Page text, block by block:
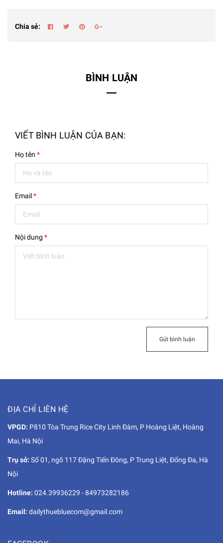
Chia sẻ:
BÌNH LUẬN
VIẾT BÌNH LUẬN CỦA BẠN:
Họ tên *
Email*
Nội dung *
Gửi bình luận
ĐỊA CHỈ LIÊN HỆ
VPGD: P810 Tòa Trung Rice City Linh Đàm, P Hoàng Liệt, Hoàng
Mai, Hà Nội
Trụ sở: Số 01, ngõ 117 Đặng Tiến Đông, P Trung Liệt, Đống Đa, Hà
Nội
Hotline: 024.39936229 -84973282186
Email: dailythuebluecom@gmail.com